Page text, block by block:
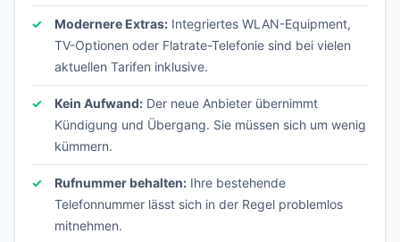
Modernere Extras: Integriertes WLAN-Equipment,
TV-Optionen oder Flatrate-Telefonie sind bei vielen
aktuellen Tarifen inklusive.
Kein Aufwand: Der neue Anbieter übernimmt
Kündigung und Übergang. Sie müssen sich um wenig
kümmern.
Rufnummer behalten: Ihre bestehende
Telefonnummer lässt sich in der Regel problemlos
mitnehmen.